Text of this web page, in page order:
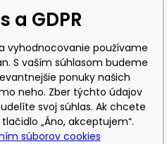
a GDPR
vyhodnocovanie používame
S vaším súhlasom budeme
ponuky našich
neho. Zber týchto údajov
svoj súhlas. Ak chcete
„Áno, akceptujem“.
súborov cookies